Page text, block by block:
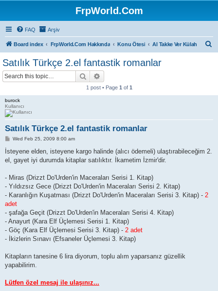
FrpWorld.Com
FAQ Arşiv
Board index FrpWorld.Com Hakkında Konu Ötesi Al Takke Ver Külah
Satılık Türkçe 2.el fantastik romanlar
Search
1 post • Page 1 of 1
burock
Kullanıcı
Satılık Türkçe 2.el fantastik romanlar
P
s
Wed Feb 25, 2009 8:00 am
İsteyene elden, isteyene kargo halinde (alıcı ödemeli) ulaştırabileceğim 2.
el, gayet iyi durumda kitaplar satılıktır. İkametim İzmir'dir.
- Miras (Drizzt Do'Urden'in Maceraları Serisi 1. Kitap)
- Yıldızsız Gece (Drizzt Do'Urden'in Maceraları Serisi 2. Kitap)
- Karanlığın Kuşatması (Drizzt Do'Urden'in Maceraları Serisi 3. Kitap) - 2
adet
- şafağa Geçit (Drizzt Do'Urden'in Maceraları Serisi 4. Kitap)
- Anayurt (Kara Elf Üçlemesi Serisi 1. Kitap)
- Göç (Kara Elf Üçlemesi Serisi 3. Kitap) - 2 adet
- İkizlerin Sınavı (Efsaneler Üçlemesi 3. Kitap)
Kitapların tanesine 6 lira diyorum, toplu alım yaparsanız güzellik
yapabilirim.
Lütfen özel mesaj ile ulaşınız...